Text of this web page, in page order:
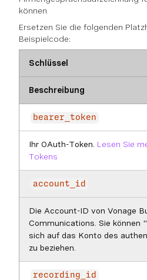
können
Ersetzen Sie die folgenden
Beispielcode:
Schlüssel
Beschreibung
bearer_token
Ihr OAuth-Token. Lesen Sie
Tokens
account_id
Die Account-ID von Vonage
Communications. Sie können
sich auf das Konto des
zu beziehen.
recording_id